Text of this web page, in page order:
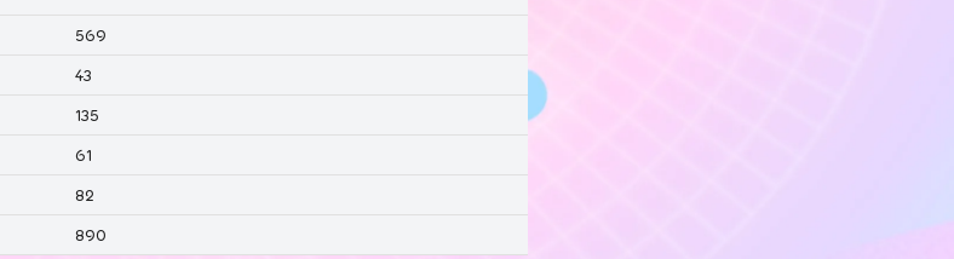
569
43
135
61
82
890